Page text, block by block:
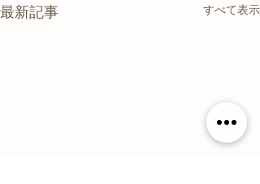
最新記事 すべて表示